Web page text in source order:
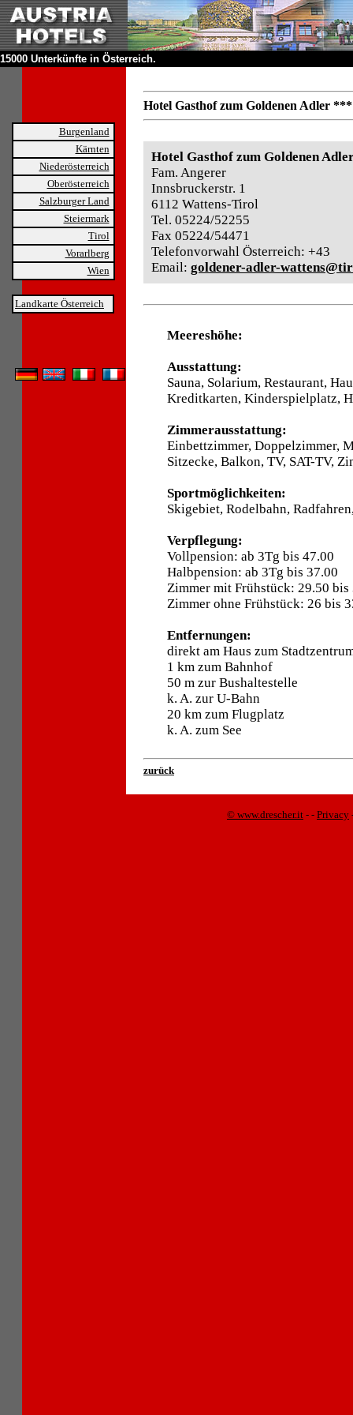
15000 Unterkünfte in Österreich.
Burgenland
Kärnten
Niederösterreich
Oberösterreich
Salzburger Land
Steiermark
Tirol
Vorarlberg
Wien
Landkarte Österreich
Hotel Gasthof zum Goldenen Adler ***
Hotel Gasthof zum Goldenen
Fam. Angerer
Innsbruckerstr. 1
6112 Wattens-Tirol
Tel. 05224/52255
Fax 05224/54471
Telefonvorwahl Österreich: +43
Email: goldener-adler-
Meereshöhe:
Ausstattung:
Sauna, Solarium, Restaurant,
Kreditkarten, Kinderspielplatz,
Zimmerausstattung:
Einbettzimmer, Doppelzimmer,
Sitzecke, Balkon, TV, SAT-TV,
Sportmöglichkeiten:
Skigebiet, Rodelbahn,
Verpflegung:
Vollpension: ab 3Tg bis 47.00
Halbpension: ab 3Tg bis 37.00
Zimmer mit Frühstück: 29.50 bis
Zimmer ohne Frühstück: 26 bis
Entfernungen:
direkt am Haus zum
1 km zum Bahnhof
50 m zur Bushaltestelle
k. A. zur U-Bahn
20 km zum Flugplatz
k. A. zum See
zurück
© www.drescher.it - - Privacy